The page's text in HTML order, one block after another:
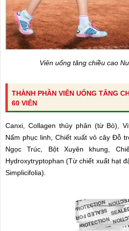
Viên uống tăng chiều cao
THÀNH PHẦN VIÊN UỐNG TĂNG
60 VIÊN
Canxi, Collagen thủy phân (từ Bò),
Nấm phục linh, Chiết xuất vỏ cây Đỗ
Ngọc Trúc, Bột Xuyên khung,
Hydroxytryptophan (Từ chiết xuất hạt
Simplicifolia).